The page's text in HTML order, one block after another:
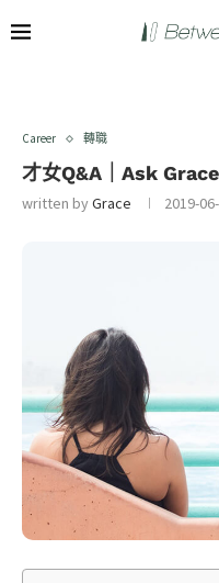
Career 轉職
才女Q&A｜Ask
written byGrace 2019-